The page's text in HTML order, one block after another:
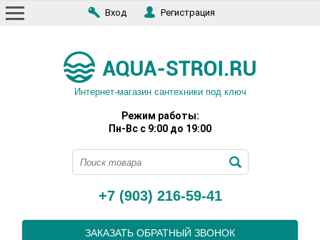
Вход Регистрация
Интернет-магазин сантехники под ключ
Режим работы:
Пн-Вс с 9:00 до 19:00
+7 (903) 216-59-41
ЗАКАЗАТЬ ОБРАТНЫЙ ЗВОНОК